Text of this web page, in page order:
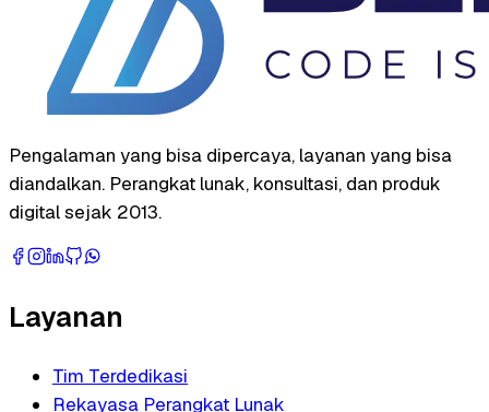
Pengalaman yang bisa dipercaya, layanan yang bisa
diandalkan. Perangkat lunak, konsultasi, dan produk
digital sejak 2013.
Layanan
Tim Terdedikasi
Rekayasa Perangkat Lunak